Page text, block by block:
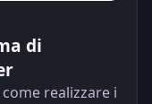
di
realizzare i